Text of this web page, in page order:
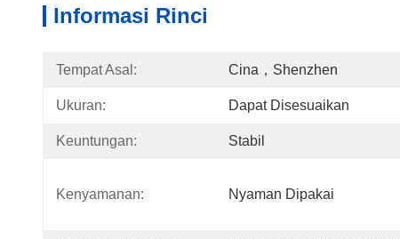
Informasi Rinci
Tempat Asal: Cina，Shenzhen
Ukuran: Dapat Disesuaikan
Keuntungan: Stabil
Kenyamanan: Nyaman Dipakai